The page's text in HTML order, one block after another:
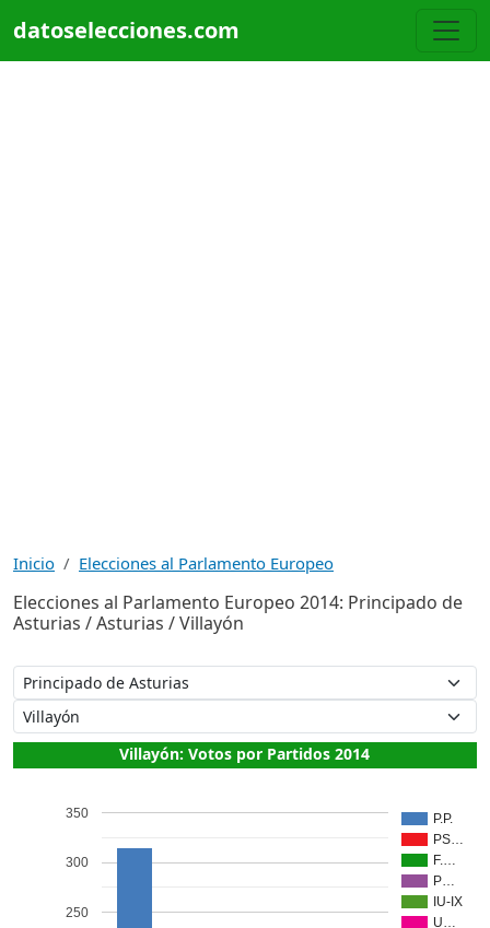
datoselecciones.com
Inicio Elecciones al Parlamento Europeo
Elecciones al Parlamento Europeo 2014: Principado de
Asturias / Asturias / Villayón
Villayón: Votos por Partidos 2014
P.P.
PS…
F.…
P…
IU-IX
U…
250
300
350